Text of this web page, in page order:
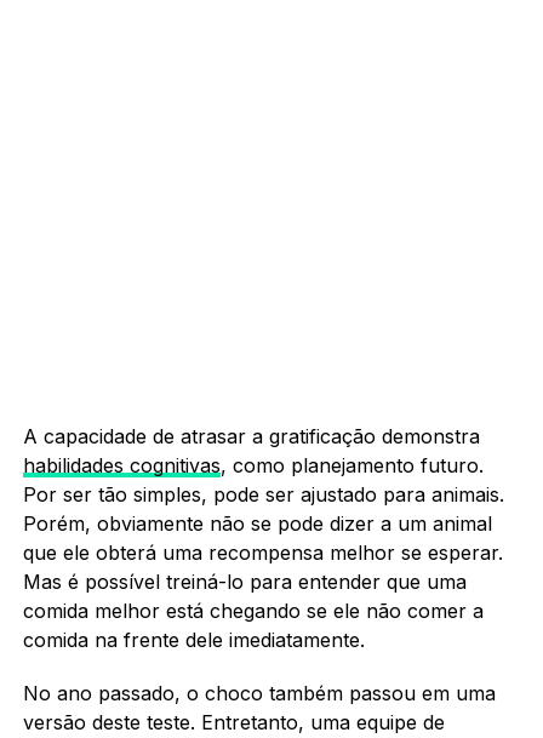
A capacidade de atrasar a gratificação demonstra
habilidades cognitivas, como planejamento futuro.
Por ser tão simples, pode ser ajustado para animais.
Porém, obviamente não se pode dizer a um animal
que ele obterá uma recompensa melhor se esperar.
Mas é possível treiná-lo para entender que uma
comida melhor está chegando se ele não comer a
comida na frente dele imediatamente.
No ano passado, o choco também passou em uma
versão deste teste. Entretanto, uma equipe de